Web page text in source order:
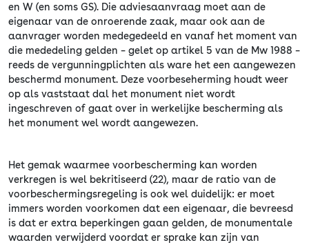
en W (en soms GS). Die adviesaanvraag moet aan de
eigenaar van de onroerende zaak, maar ook aan de
aanvrager worden medegedeeld en vanaf het moment van
die mededeling gelden – gelet op artikel 5 van de Mw 1988 –
reeds de vergunningplichten als ware het een aangewezen
beschermd monument. Deze voorbeseherming houdt weer
op als vaststaat dal het monument niet wordt
ingeschreven of gaat over in werkelijke bescherming als
het monument wel wordt aangewezen.
Het gemak waarmee voorbescherming kan worden
verkregen is wel bekritiseerd (22), maar de ratio van de
voorbeschermingsregeling is ook wel duidelijk: er moet
immers worden voorkomen dat een eigenaar, die bevreesd
is dat er extra beperkingen gaan gelden, de monumentale
waarden verwijderd voordat er sprake kan zijn van